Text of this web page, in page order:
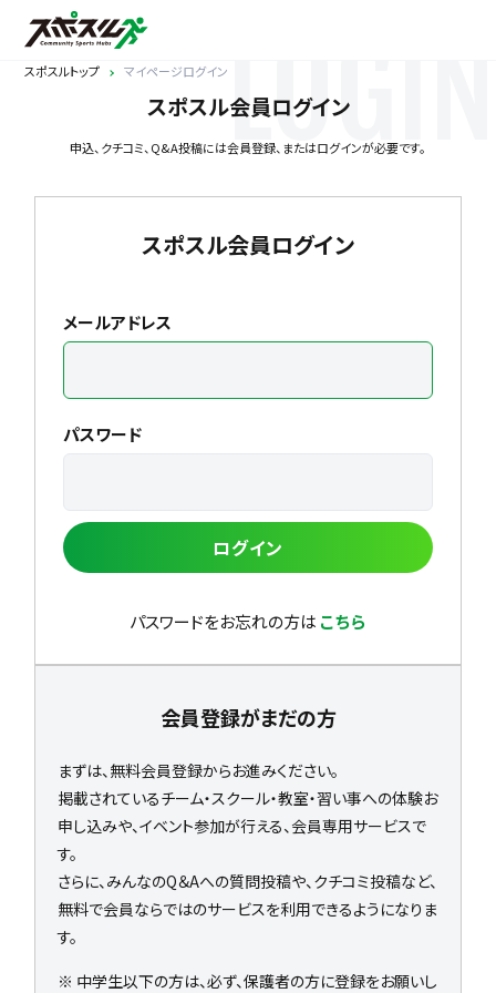
スポスルトップ マイページログイン
スポスル会員ログイン
申込、クチコミ、Q&A投稿には会員登録、またはログインが必要です。
LOGIN
スポスル会員ログイン
メールアドレス
パスワード
ログイン
パスワードをお忘れの方は こちら
会員登録がまだの方
まずは、無料会員登録からお進みください。
掲載されているチーム・スクール・教室・習い事への体験お
申し込みや、イベント参加が行える、会員専用サービスで
す。
さらに、みんなのQ＆Aへの質問投稿や、クチコミ投稿など、
無料で会員ならではのサービスを利用できるようになりま
す。
※ 中学生以下の方は、必ず、保護者の方に登録をお願いし